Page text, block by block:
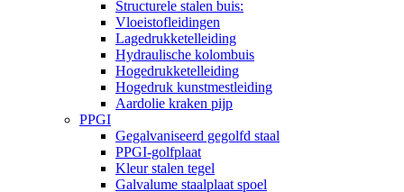
Structurele stalen buis:
Vloeistofleidingen
Lagedrukketelleiding
Hydraulische kolombuis
Hogedrukketelleiding
Hogedruk kunstmestleiding
Aardolie kraken pijp
PPGI
Gegalvaniseerd gegolfd staal
PPGI-golfplaat
Kleur stalen tegel
Galvalume staalplaat spoel